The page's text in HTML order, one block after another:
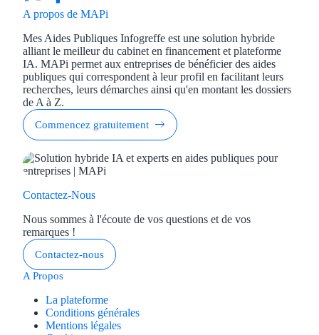
A propos de MAPi
Mes Aides Publiques Infogreffe est une solution hybride
alliant le meilleur du cabinet en financement et plateforme
IA. MAPi permet aux entreprises de bénéficier des aides
publiques qui correspondent à leur profil en facilitant leurs
recherches, leurs démarches ainsi qu'en montant les dossiers
de A à Z.
Commencez gratuitement
Contactez-Nous
Nous sommes à l'écoute de vos questions et de vos
remarques !
Contactez-nous
A Propos
La plateforme
Conditions générales
Mentions légales